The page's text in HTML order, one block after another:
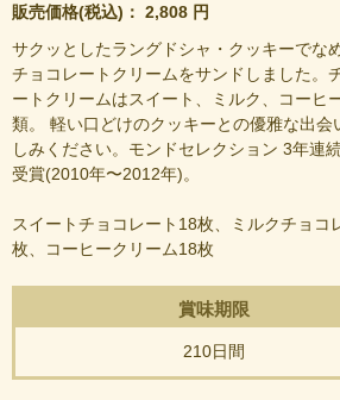
販売価格(税込)： 2,808円
サクッとしたラングドシャ・クッキーでな
チョコレートクリームをサンドしました。
ートクリームはスイート、ミルク、コーヒ
類。 軽い口どけのクッキーとの優雅な出会
しみください。モンドセレクション 3年連
受賞(2010年〜2012年)。
スイートチョコレート18枚、ミルクチョコ
枚、コーヒークリーム18枚
賞味期限
210日間